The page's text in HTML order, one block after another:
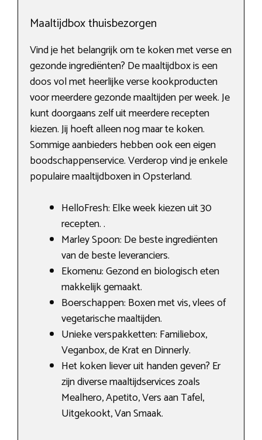
Maaltijdbox thuisbezorgen
Vind je het belangrijk om te koken met verse en
gezonde ingrediënten? De maaltijdbox is een
doos vol met heerlijke verse kookproducten
voor meerdere gezonde maaltijden per week. Je
kunt doorgaans zelf uit meerdere recepten
kiezen. Jij hoeft alleen nog maar te koken.
Sommige aanbieders hebben ook een eigen
boodschappenservice. Verderop vind je enkele
populaire maaltijdboxen in Opsterland.
HelloFresh: Elke week kiezen uit 30
recepten. .
Marley Spoon: De beste ingrediënten
van de beste leveranciers.
Ekomenu: Gezond en biologisch eten
makkelijk gemaakt.
Boerschappen: Boxen met vis, vlees of
vegetarische maaltijden.
Unieke verspakketten: Familiebox,
Veganbox, de Krat en Dinnerly.
Het koken liever uit handen geven? Er
zijn diverse maaltijdservices zoals
Mealhero, Apetito, Vers aan Tafel,
Uitgekookt, Van Smaak.